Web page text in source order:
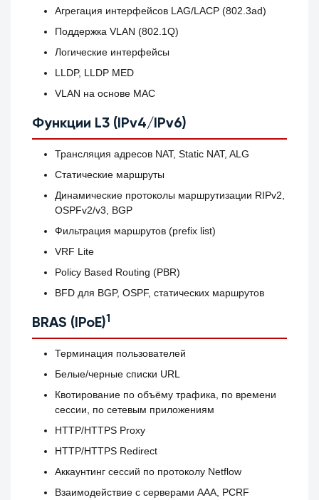
Агрегация интерфейсов LAG/LACP (802.3ad)
Поддержка VLAN (802.1Q)
Логические интерфейсы
LLDP, LLDP MED
VLAN на основе MAC
Функции L3 (IPv4/IPv6)
Трансляция адресов NAT, Static NAT, ALG
Статические маршруты
Динамические протоколы маршрутизации RIPv2,
OSPFv2/v3, BGP
Фильтрация маршрутов (prefix list)
VRF Lite
Policy Based Routing (PBR)
BFD для BGP, OSPF, статических маршрутов
BRAS (IPoE)1
Терминация пользователей
Белые/черные списки URL
Квотирование по объёму трафика, по времени
сессии, по сетевым приложениям
HTTP/HTTPS Proxy
HTTP/HTTPS Redirect
Аккаунтинг сессий по протоколу Netflow
Взаимодействие с серверами ААА, PCRF